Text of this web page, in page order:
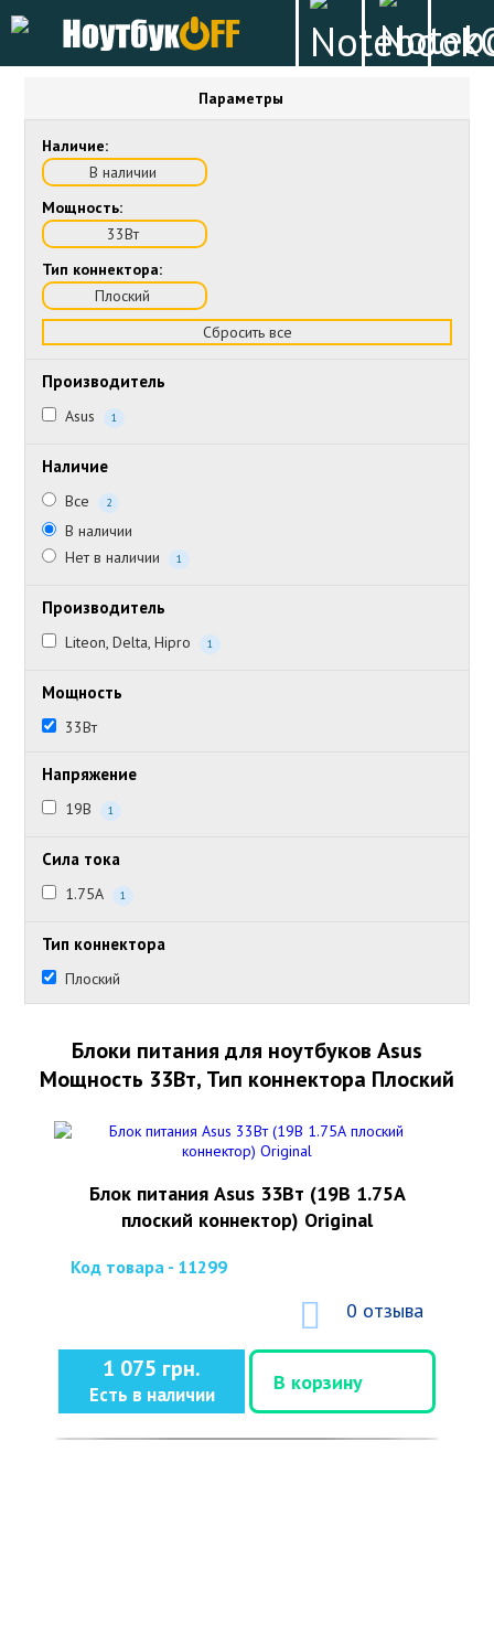
Параметры
Наличие:
В наличии
Мощность:
33Вт
Тип коннектора:
Плоский
Сбросить все
Производитель
Asus 1
Наличие
Все 2
В наличии
Нет в наличии
1
Производитель
Liteon, Delta, Hipro 1
Мощность
33Вт
Напряжение
19В 1
Сила тока
1.75А 1
Тип коннектора
Плоский
Блоки питания для ноутбуков Asus
Мощность 33Вт, Тип коннектора Плоский
Блок питания Asus 33Вт (19В 1.75А
плоский коннектор) Original
Код товара - 11299
0 отзыва
1 075 грн.
Есть в наличии
В корзину